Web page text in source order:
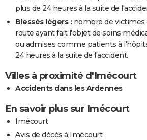
plus de 24 heures à la suite de
Blessés légers : nombre de victimes
route ayant fait l'objet de soins
ou admises comme patients à
24 heures à la suite de l'accident.
Villes à proximité d'Imécourt
Accidents dans les Ardennes
En savoir plus sur Imécourt
Imécourt
Avis de décès à Imécourt